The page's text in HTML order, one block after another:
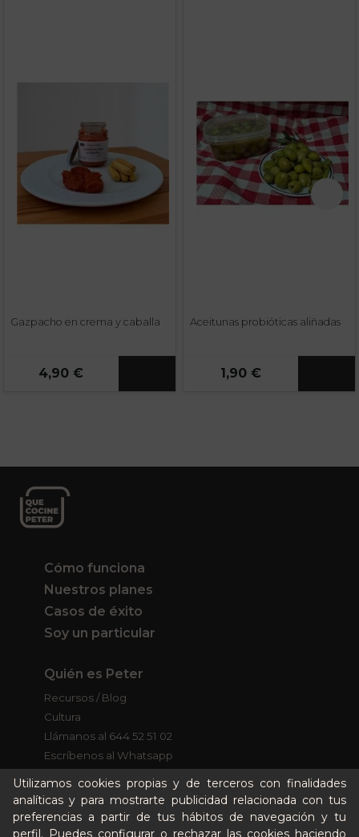
Gazpacho en crema y caballa
4,90 €
Aceitunas probióticas aliñadas
1,90 €
Utilizamos cookies propias y de terceros con finalidades
analíticas y para mostrarte publicidad relacionada con tus
preferencias a partir de tus hábitos de navegación y tu
perfil. Puedes configurar o rechazar las cookies haciendo
Cómo funciona
Nuestros planes
Casos de éxito
Soy un particular
Quién es Peter
Recursos / Blog
Cultura
Llámanos al 644 52 51 02
Escríbenos al Whatsapp
De lunes a viernes de 8:30 a 14:00